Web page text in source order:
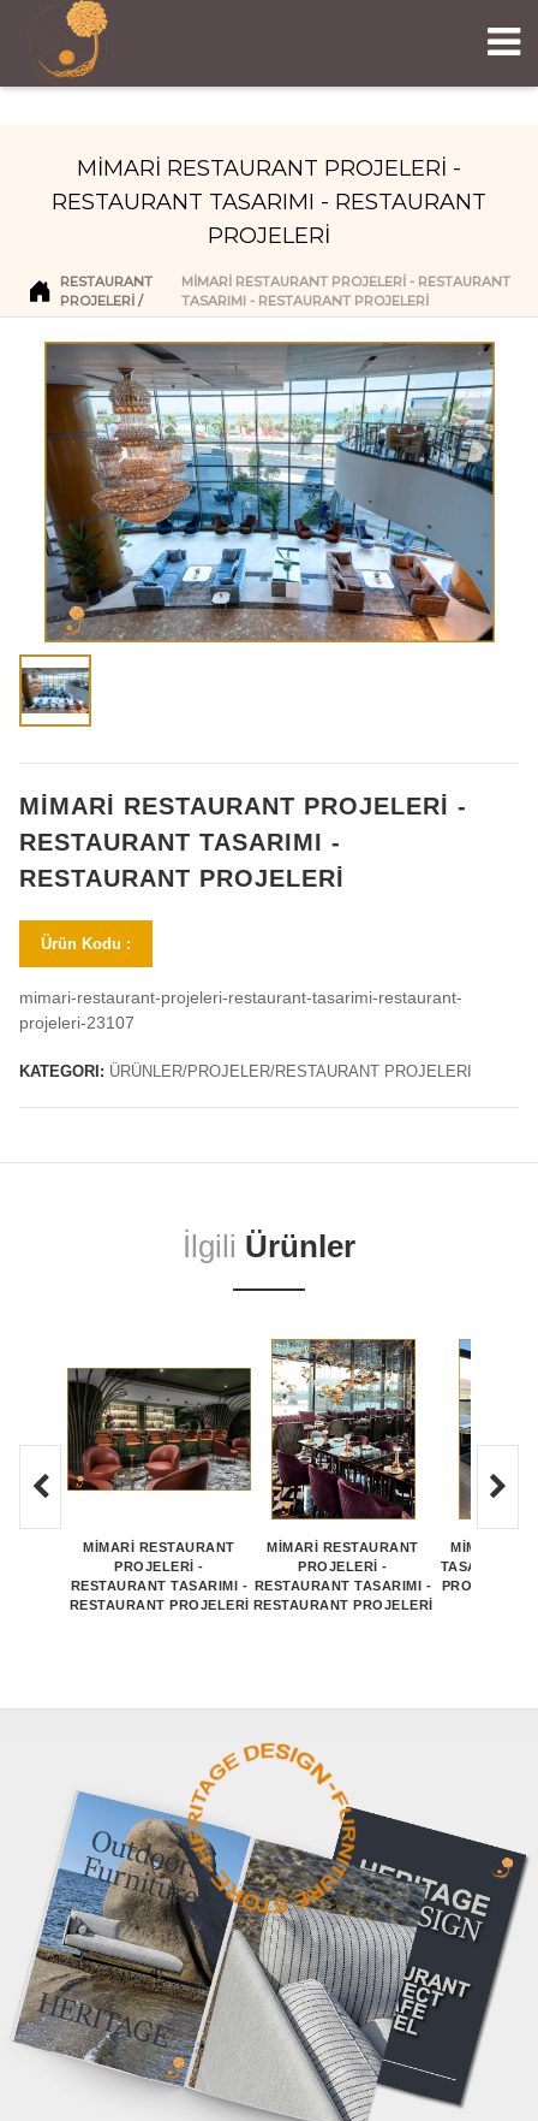
MİMARİ RESTAURANT PROJELERİ -
RESTAURANT TASARIMI - RESTAURANT
PROJELERİ
RESTAURANT
PROJELERI
MİMARİ RESTAURANT PROJELERİ - RESTAURANT
TASARIMI - RESTAURANT PROJELERİ
MİMARİ RESTAURANT PROJELERİ -
RESTAURANT TASARIMI -
RESTAURANT PROJELERİ
Ürün Kodu :
mimari-restaurant-projeleri-restaurant-tasarimi-restaurant-
projeleri-23107
KATEGORI: ÜRÜNLER/PROJELER/RESTAURANT PROJELERI
İlgili Ürünler
MİMARİ RESTAURANT
PROJELERİ -
RESTAURANT TASARIMI -
RESTAURANT PROJELERİ
MİMARİ RESTAURANT
PROJELERİ -
RESTAURANT TASARIMI -
RESTAURANT PROJELERİ
MİMARİ
TASARIMI-
PROJESİ -